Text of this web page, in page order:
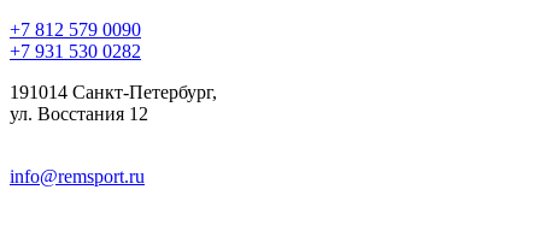
+7 812 579 0090
+7 931 530 0282
191014 Санкт-Петербург,
ул. Восстания 12
info@remsport.ru